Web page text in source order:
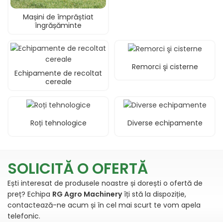
Mașini de împrăștiat
îngrășăminte
Echipamente de recoltat
cereale
Remorci şi cisterne
Roți tehnologice Diverse echipamente
SOLICITĂ O OFERTĂ
Ești interesat de produsele noastre și dorești o ofertă de
preț? Echipa RG Agro Machineryîți stă la dispoziție,
contactează-ne acum și în cel mai scurt te vom apela
telefonic.